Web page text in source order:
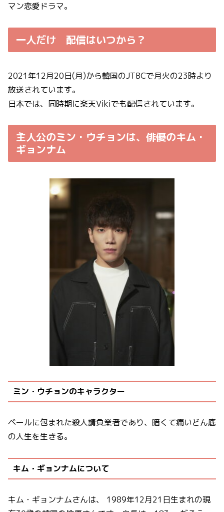
マン恋愛ドラマ。
一人だけ 配信はいつから？
2021年12月20日(月)から韓国のJTBCで月火の23時より
放送されています。
日本では、同時期に楽天Vikiでも配信されています。
主人公のミン・ウチョンは、俳優のキム・
ギョンナム
ミン・ウチョンのキャラクター
ベールに包まれた殺人請負業者であり、暗くて痛いどん底
の人生を生きる。
キム・ギョンナムについて
キム・ギョンナムさんは、 1989年12月21日生まれの現